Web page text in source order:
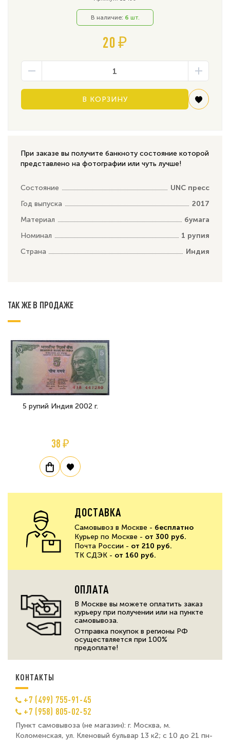
В наличие: 6 шт.
20 ₽
В КОРЗИНУ
При заказе вы получите банкноту состояние которой
представлено на фотографии или чуть лучше!
Состояние
UNC пресс
Год выпуска
2017
Материал
бумага
Номинал
1 рупия
Страна
Индия
ТАК ЖЕ В ПРОДАЖЕ
5 рупий Индия 2002 г.
38 ₽
ДОСТАВКА
Самовывоз в Москве - бесплатно
Курьер по Москве - от 300 руб.
Почта России - от 210 руб.
ТК СДЭК - от 160 руб.
ОПЛАТА
В Москве вы можете оплатить заказ
курьеру при получении или на пункте
самовывоза.
Отправка покупок в регионы РФ
осуществляется при 100%
предоплате!
КОНТАКТЫ
+7 (499) 755-91-45
+7 (958) 805-02-52
Пункт самовывоза (не магазин): г. Москва, м.
Коломенская, ул. Кленовый бульвар 13 к2; с 10 до 21 пн-